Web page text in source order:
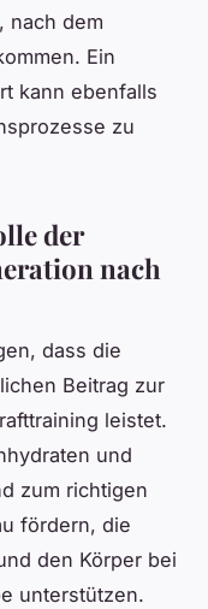
nach dem
Ein
kann ebenfalls
zu
der
nach
dass die
Beitrag zur
leistet.
und
zum richtigen
fördern, die
den Körper bei
unterstützen.